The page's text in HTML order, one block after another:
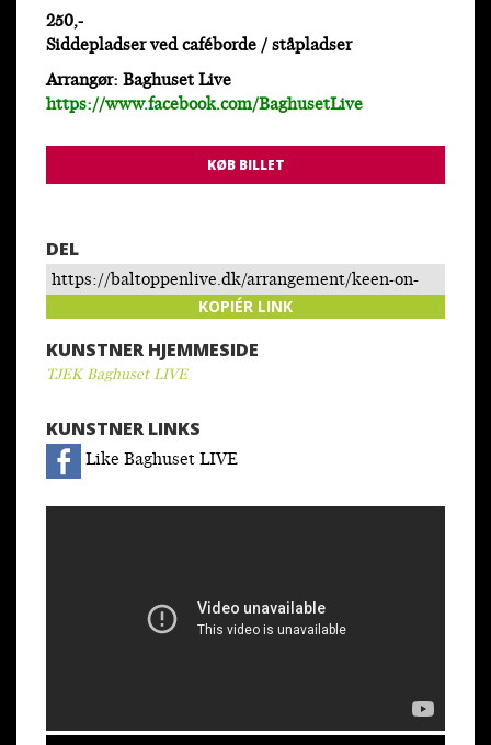
250,-
Siddepladser ved caféborde / ståpladser
Arrangør: Baghuset Live
https://www.facebook.com/BaghusetLive
KØB BILLET
DEL
https://baltoppenlive.dk/arrangement/keen-on-
KOPIÉR LINK
KUNSTNER HJEMMESIDE
TJEK Baghuset LIVE
KUNSTNER LINKS
Like Baghuset LIVE